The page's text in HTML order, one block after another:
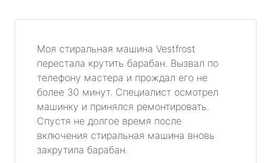
Моя стиральная машина Vestfrost
перестала крутить барабан. Вызвал по
телефону мастера и прождал его не
более 30 минут. Специалист осмотрел
машинку и принялся ремонтировать.
Спустя не долгое время после
включения стиральная машина вновь
закрутила барабан.